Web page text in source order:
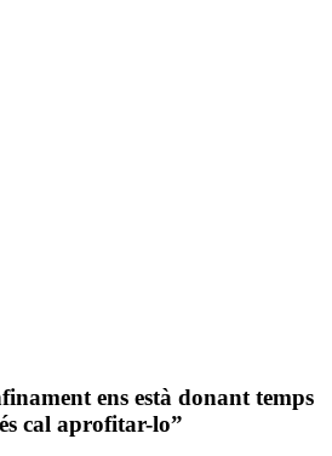
ens està donant temps
cal aprofitar-lo”